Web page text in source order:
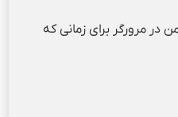
در مرورگر برای زمانی که